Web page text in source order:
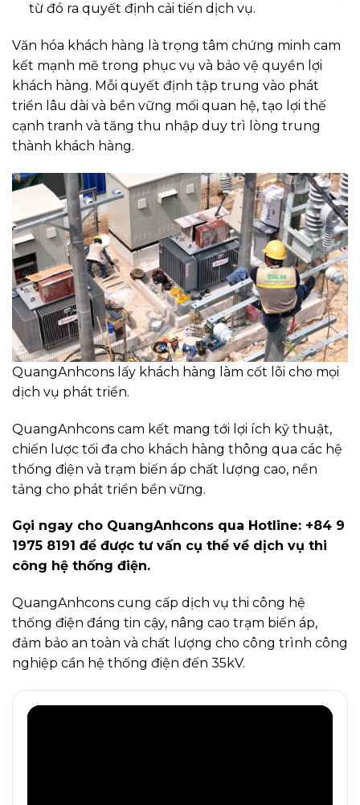
từ đó ra quyết định cải tiến dịch vụ.
Văn hóa khách hàng là trọng tâm chứng minh cam
kết mạnh mẽ trong phục vụ và bảo vệ quyền lợi
khách hàng. Mỗi quyết định tập trung vào phát
triển lâu dài và bền vững mối quan hệ, tạo lợi thế
cạnh tranh và tăng thu nhập duy trì lòng trung
thành khách hàng.
QuangAnhcons lấy khách hàng làm cốt lõi cho mọi
dịch vụ phát triển.
QuangAnhcons cam kết mang tới lợi ích kỹ thuật,
chiến lược tối đa cho khách hàng thông qua các hệ
thống điện và trạm biến áp chất lượng cao, nền
tảng cho phát triển bền vững.
Gọi ngay cho QuangAnhcons qua Hotline: +84 9
1975 8191 để được tư vấn cụ thể về dịch vụ thi
công hệ thống điện.
QuangAnhcons cung cấp dịch vụ thi công hệ
thống điện đáng tin cậy, nâng cao trạm biến áp,
đảm bảo an toàn và chất lượng cho công trình công
nghiệp cần hệ thống điện đến 35kV.